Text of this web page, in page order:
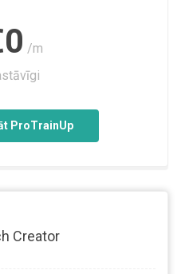
/m
ProTrainUp
Creator